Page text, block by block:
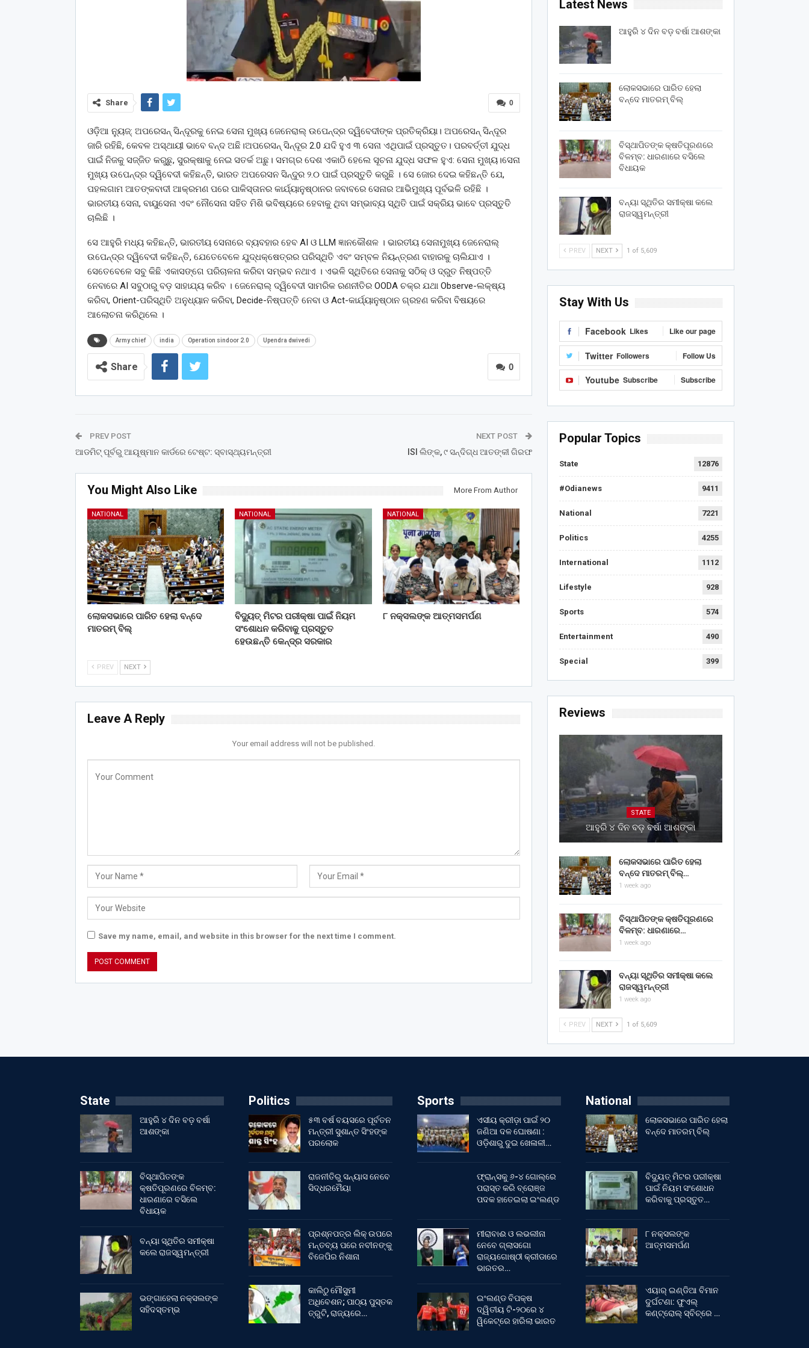
0
Share
ଓଡ଼ିଆ ନ୍ୟୁଜ୍: ଅପରେସନ୍ ସିନ୍ଦୂରକୁ ନେଇ ସେନା ମୁଖ୍ୟ ଜେନେରାଲ୍ ଉପେନ୍ଦ୍ର ଦ୍ୱିବେଦୀଙ୍କ ପ୍ରତିକ୍ରିୟା। ଅପରେସନ୍ ସିନ୍ଦୂର
ଜାରି ରହିଛି, କେବଳ ଅସ୍ଥାୟୀ ଭାବେ ବନ୍ଦ ଅଛି।ଅପରେସନ୍ ସିନ୍ଦୂର 2.0 ଯଦି ହୁଏ ୩ ସେନା ଏଥିପାଇଁ ପ୍ରସ୍ତୁତ। ପରବର୍ତ୍ତୀ ଯୁଦ୍ଧ
ପାଇଁ ନିଜକୁ ସଜ୍ଜିତ କରୁଛୁ, ସୁରକ୍ଷାକୁ ନେଇ ସତର୍କ ଅଛୁ। ସମଗ୍ର ଦେଶ ଏକାଠି ହେଲେ ସୂଚନା ଯୁଦ୍ଧ ସଫଳ ହୁଏ: ସେନା ମୁଖ୍ୟ।ସେନା
ମୁଖ୍ୟ ଉପେନ୍ଦ୍ର ଦ୍ୱିବେଦୀ କହିଛନ୍ତି, ଭାରତ ଅପରେସନ ସିନ୍ଦୁର ୨.୦ ପାଇଁ ପ୍ରସ୍ତୁତି କରୁଛି । ସେ ଜୋର ଦେଇ କହିଛନ୍ତି ଯେ,
ପହଲଗାମ ଆତଙ୍କବାଦୀ ଆକ୍ରମଣ ପରେ ପାକିସ୍ତାନର କାର୍ଯ୍ୟାନୁଷ୍ଠାନର ଜବାବରେ ସେନାର ଆଭିମୁଖ୍ୟ ପୂର୍ବଭଳି ରହିଛି ।
ଭାରତୀୟ ସେନା, ବାୟୁସେନା ଏବଂ ନୌସେନା ସହିତ ମିଶି ଭବିଷ୍ୟରେ ହେବାକୁ ଥିବା ସମ୍ଭାବ୍ୟ ସ୍ଥିତି ପାଇଁ ସକ୍ରିୟ ଭାବେ ପ୍ରସ୍ତୁତି
ଚାଲିଛି ।
ସେ ଆହୁରି ମଧ୍ୟ କହିଛନ୍ତି, ଭାରତୀୟ ସେନାରେ ବ୍ୟବହାର ହେବ AI ଓ LLM ଜ୍ଞାନକୌଶଳ । ଭାରତୀୟ ସେନାମୁଖ୍ୟ ଜେନେରାଲ୍
ଉପେନ୍ଦ୍ର ଦ୍ୱିବେଦୀ କହିଛନ୍ତି, ଯେତେବେଳେ ଯୁଦ୍ଧକ୍ଷେତ୍ରର ପରିସ୍ଥିତି ଏବଂ ସମ୍ବଳ ନିୟନ୍ତ୍ରଣ ବାହାରକୁ ଚାଲିଯାଏ ।
ସେତେବେଳେ ସବୁ କିଛି ଏକାସଙ୍ଗେ ପରିଚାଳନା କରିବା ସମ୍ଭବ ନଥାଏ । ଏଭଳି ସ୍ଥିତିରେ ସେନାକୁ ସଠିକ୍ ଓ ଦ୍ରୁତ ନିଷ୍ପତ୍ତି
ନେବାରେ AI ସବୁଠାରୁ ବଡ଼ ସାହାଯ୍ୟ କରିବ । ଜେନେରାଲ୍ ଦ୍ୱିବେଦୀ ସାମରିକ ରଣନୀତିର OODA ଚକ୍ର ଯଥା Observe-ଲକ୍ଷ୍ୟ
କରିବା, Orient-ପରିସ୍ଥିତି ଅନୁଧ୍ୟାନ କରିବା, Decide-ନିଷ୍ପତ୍ତି ନେବା ଓ Act-କାର୍ଯ୍ୟାନୁଷ୍ଠାନ ଗ୍ରହଣ କରିବା ବିଷୟରେ
ଆଲୋଚନା କରିଥିଲେ ।
Army chief india Operation sindoor 2.0 Upendra dwivedi
0
Share
PREV POST
ଆଡମିଟ୍‌ ପୂର୍ବରୁ ଆୟୂଷ୍ମାନ କାର୍ଡରେ ଟେଷ୍ଟ: ସ୍ବାସ୍ଥ୍ୟମନ୍ତ୍ରୀ
NEXT POST
ISI ଲିଙ୍କ, ୯ ସନ୍ଦିଗ୍ଧ ଆତଙ୍କୀ ଗିରଫ
You Might Also Like More From Author
NATIONAL
ଲୋକସଭାରେ ପାରିତ ହେଲା ବନ୍ଦେ
ମାତରମ୍‌ ବିଲ୍‌
NATIONAL
ବିଦ୍ୟୁତ୍ ମିଟର ପରୀକ୍ଷା ପାଇଁ ନିୟମ
ସଂଶୋଧନ କରିବାକୁ ପ୍ରସ୍ତୁତ
ହେଉଛନ୍ତି କେନ୍ଦ୍ର ସରକାର
NATIONAL
୮ ନକ୍ସଲଙ୍କ ଆତ୍ମସମର୍ପଣ
PREV NEXT
Leave A Reply
Your email address will not be published.
Save my name, email, and website in this browser for the next time I comment.
Latest News
ଆହୁରି ୪ ଦିନ ବଡ଼ ବର୍ଷା ଆଶଙ୍କା
ଲୋକସଭାରେ ପାରିତ ହେଲା
ବନ୍ଦେ ମାତରମ୍‌ ବିଲ୍‌
ବିସ୍ଥାପିତଙ୍କ କ୍ଷତିପୂରଣରେ
ବିଳମ୍ବ: ଧାରଣାରେ ବସିଲେ
ବିଧାୟକ
ବନ୍ୟା ସ୍ଥିତିର ସମୀକ୍ଷା କଲେ
ରାଜସ୍ୱମନ୍ତ୍ରୀ
PREV NEXT 1 of 5,609
Stay With Us
Facebook Likes Like our page
Twitter Followers Follow Us
Youtube Subscribe Subscribe
Popular Topics
State 12876
#Odianews 9411
National 7221
Politics 4255
International 1112
Lifestyle 928
Sports 574
Entertainment 490
Special 399
Reviews
STATE
ଆହୁରି ୪ ଦିନ ବଡ଼ ବର୍ଷା ଆଶଙ୍କା
ଲୋକସଭାରେ ପାରିତ ହେଲା
ବନ୍ଦେ ମାତରମ୍‌ ବିଲ୍‌…
1 week ago
ବିସ୍ଥାପିତଙ୍କ କ୍ଷତିପୂରଣରେ
ବିଳମ୍ବ: ଧାରଣାରେ…
1 week ago
ବନ୍ୟା ସ୍ଥିତିର ସମୀକ୍ଷା କଲେ
ରାଜସ୍ୱମନ୍ତ୍ରୀ
1 week ago
PREV NEXT 1 of 5,609
State
ଆହୁରି ୪ ଦିନ ବଡ଼ ବର୍ଷା
ଆଶଙ୍କା
ବିସ୍ଥାପିତଙ୍କ
କ୍ଷତିପୂରଣରେ ବିଳମ୍ବ:
ଧାରଣାରେ ବସିଲେ
ବିଧାୟକ
ବନ୍ୟା ସ୍ଥିତିର ସମୀକ୍ଷା
କଲେ ରାଜସ୍ୱମନ୍ତ୍ରୀ
ଭଙ୍ଗାହେଲା ନକ୍ସଲଙ୍କ
ସହିଦସ୍ତମ୍ଭ
Politics
୫୩ ବର୍ଷ ବୟସରେ ପୂର୍ବତନ
ମନ୍ତ୍ରୀ ସୁଶାନ୍ତ ସିଂହଙ୍କ
ପରଲୋକ
ରାଜନୀତିରୁ ସନ୍ୟାସ ନେବେ
ସିଦ୍ଧରମୈୟା
ପ୍ରଶ୍ନପତ୍ର ଲିକ୍ ଉପରେ
ମନ୍ତବ୍ୟ ପରେ ନବୀନଙ୍କୁ
ବିଜେପିର ନିଶାନା
କାଲିଠୁ ମୌସୁମୀ
ଅଧିବେଶନ; ପାଠ୍ୟ ପୁସ୍ତକ
ତ୍ରୁଟି, ରାଜ୍ୟରେ…
Sports
ଏସୀୟ କ୍ରୀଡ଼ା ପାଇଁ ୨୦
ଜଣିଆ ଦଳ ଘୋଷଣା :
ଓଡ଼ିଶାରୁ ଦୁଇ ଖେଳାଳୀ…
ଫ୍ରାନ୍ସକୁ ୬-୪ ଗୋଲ୍‌ରେ
ପରାସ୍ତ କରି ବ୍ରୋଞ୍ଜ
ପଦକ ହାତେଇଲା ଇଂଲଣ୍ଡ
ମୀରାବାଈ ଓ ଲଭଲୀନା
ନେବେ ଗ୍ଲାସଗୋ
ରାଜ୍ୟଗୋଷ୍ଠୀ କ୍ରୀଡାରେ
ଭାରତର…
ଇଂଲଣ୍ଡ ବିପକ୍ଷ
ଦ୍ୱିତୀୟ ଟି-୨୦ରେ ୪
ୱିକେଟ୍‌ରେ ହାରିଲା ଭାରତ
National
ଲୋକସଭାରେ ପାରିତ ହେଲା
ବନ୍ଦେ ମାତରମ୍‌ ବିଲ୍‌
ବିଦ୍ୟୁତ୍ ମିଟର ପରୀକ୍ଷା
ପାଇଁ ନିୟମ ସଂଶୋଧନ
କରିବାକୁ ପ୍ରସ୍ତୁତ…
୮ ନକ୍ସଲଙ୍କ
ଆତ୍ମସମର୍ପଣ
ଏୟାର୍ ଇଣ୍ଡିଆ ବିମାନ
ଦୁର୍ଘଟଣା: ଫୁଏଲ୍‌
କଣ୍ଟ୍ରୋଲ୍‌ ସ୍ବିଚ୍‌ରେ …